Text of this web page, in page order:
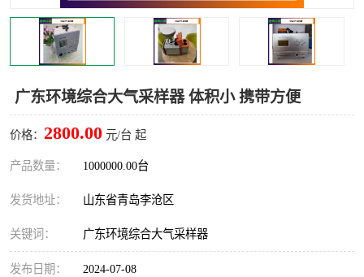
广东环境综合大气采样器 体积小 携带方便
价格： 2800.00 元/台 起
产品数量： 1000000.00台
发货地址： 山东省青岛李沧区
关键词： 广东环境综合大气采样器
发布日期： 2024-07-08
粉尘设备
烟尘净化器